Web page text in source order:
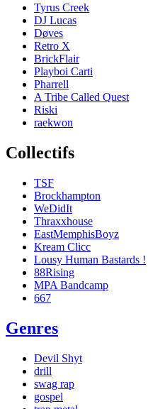
Tyrus Creek
DJ Lucas
Døves
Retro X
BrickFlair
Playboi Carti
Pharrell
A Tribe Called Quest
Riski
raekwon
Collectifs
TSF
Brockhampton
WeDidIt
Thraxxhouse
EastMemphisBoyz
Kream Clicc
Lousy Human Bastards !
88Rising
MPA Bandcamp
667
Genres
Devil Shyt
drill
swag rap
gospel